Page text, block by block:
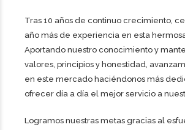
Tras 10 años de continuo crecimiento,
año más de experiencia en esta
Aportando nuestro conocimiento y
valores, principios y honestidad,
en este mercado haciéndonos más
ofrecer día a día el mejor servicio a
Logramos nuestras metas gracias al